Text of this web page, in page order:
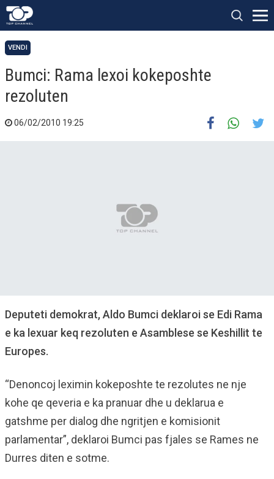
VENDI
Bumci: Rama lexoi kokeposhte
rezoluten
06/02/2010 19:25
Deputeti demokrat, Aldo Bumci deklaroi se Edi Rama
e ka lexuar keq rezoluten e Asamblese se Keshillit te
Europes.
“Denoncoj leximin kokeposhte te rezolutes ne nje
kohe qe qeveria e ka pranuar dhe u deklarua e
gatshme per dialog dhe ngritjen e komisionit
parlamentar”, deklaroi Bumci pas fjales se Rames ne
Durres diten e sotme.